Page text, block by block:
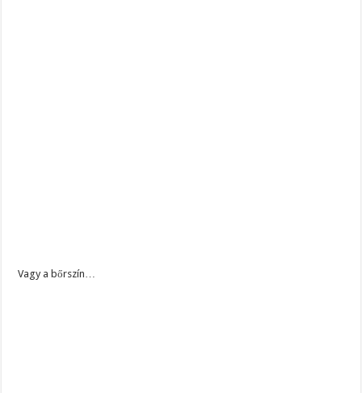
Vagy a bőrszín…